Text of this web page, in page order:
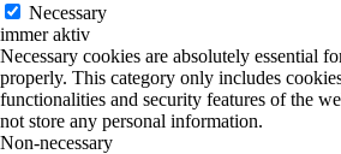
Necessary
immer aktiv
Necessary cookies are absolutely essential
properly. This category only includes
functionalities and security features of the
not store any personal information.
Non-necessary